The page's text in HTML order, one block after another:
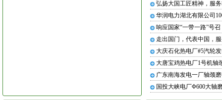
弘扬大国工匠精神，服
华润电力湖北有限公司
响应国家“一带一路”号
走出国门，代表中国，
大庆石化热电厂#5汽轮
大唐宝鸡热电厂1号机轴
广东南海发电一厂轴颈
国投大峡电厂Φ600大轴